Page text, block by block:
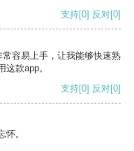
支持[0] 反对[0]
容易上手，让我能够快速熟
款app。
支持[0] 反对[0]
。